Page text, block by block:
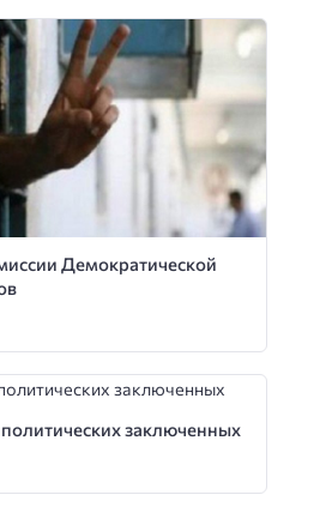
Демократической
заключенных